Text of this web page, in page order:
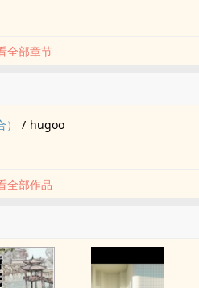
全部章节
/ hugoo
全部作品